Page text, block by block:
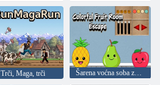
Trči, Maga, trči Šarena voćna soba za potrage